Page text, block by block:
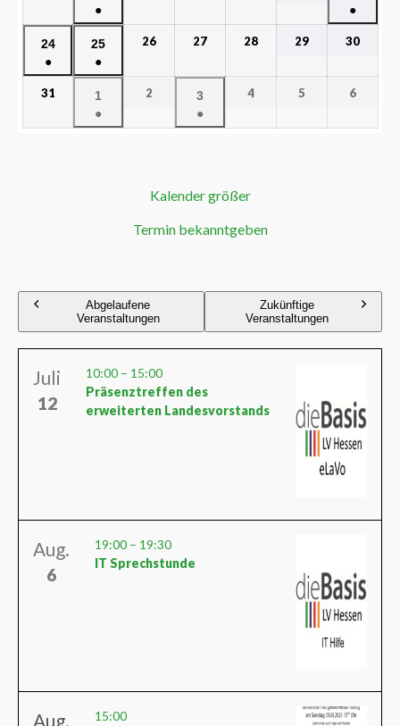
●
●
24
●
25
●
26 27 28 29 30
31
1
●
2
3
●
4 5 6
Kalender größer
Termin bekanntgeben
Abgelaufene
Veranstaltungen
Zukünftige
Veranstaltungen
Juli
12
10:00 – 15:00
Präsenztreffen des
erweiterten Landesvorstands
Aug.
6
19:00 – 19:30
IT Sprechstunde
Aug. 15:00